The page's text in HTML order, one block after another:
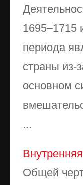
1695–1715
периода
страны
основном
...
Общей